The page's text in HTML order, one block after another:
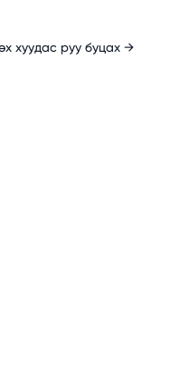
хуудас руу буцах →